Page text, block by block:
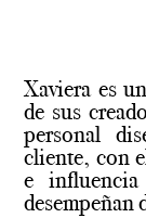
Xaviera es
de sus
personal
cliente, con
e
desempeñan